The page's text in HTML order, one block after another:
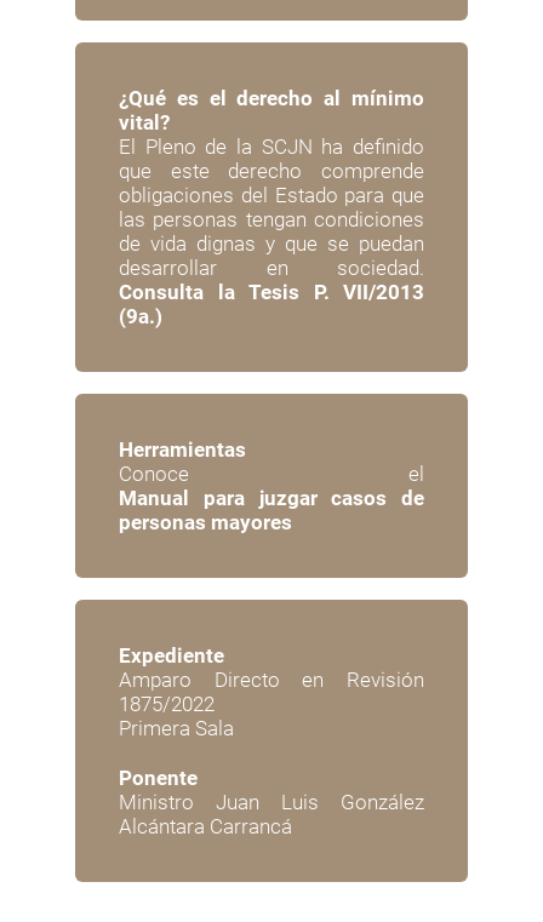
¿Qué es el derecho al mínimo
vital?
El Pleno de la SCJN ha definido
que este derecho comprende
obligaciones del Estado para que
las personas tengan condiciones
de vida dignas y que se puedan
desarrollar en sociedad.
Consulta la Tesis P. VII/2013
(9a.)
Herramientas
Conoce el
Manual para juzgar casos de
personas mayores
Expediente
Amparo Directo en Revisión
1875/2022
Primera Sala
Ponente
Ministro Juan Luis González
Alcántara Carrancá